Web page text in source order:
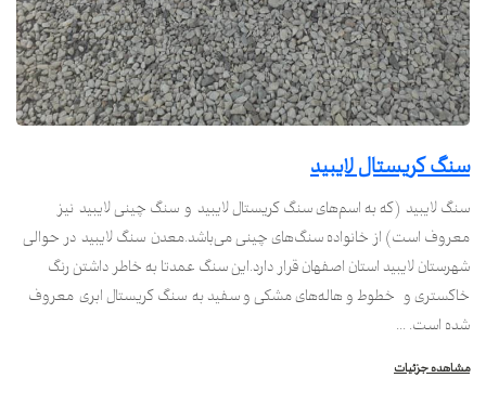
سنگ کریستال لایبید
سنگ لایبید (که به اسم‌های سنگ کریستال لایبید و سنگ چینی لایبید نیز
معروف است) از خانواده سنگ‌های چینی می‌باشد.معدن سنگ لایبید در حوالی
شهرستان لایبید استان اصفهان قرار دارد.این سنگ عمدتا به خاطر داشتن رنگ
خاکستری و خطوط و هاله‌های مشکی و سفید به سنگ کریستال ابری معروف
شده است. ...
مشاهده جزئیات